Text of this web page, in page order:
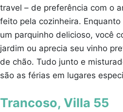
travel – de preferência com o
feito pela cozinheira.
um parquinho delicioso, você
jardim ou aprecia seu vinho
de chão. Tudo junto e
são as férias em lugares
Trancoso, Villa 55